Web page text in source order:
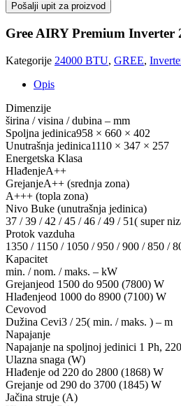
Premium
Inverter
24k
Pošalji upit za proizvod
Gree AIRY Premium Inverter
Kategorije 24000 BTU, GREE,
Opis
Dimenzije
širina / visina / dubina – mm
Spoljna jedinica958 × 660 × 402
Unutrašnja jedinica1110 × 347 × 257
Energetska Klasa
HlađenjeA++
GrejanjeA++ (srednja zona)
A+++ (topla zona)
Nivo Buke (unutrašnja jedinica)
37 / 39 / 42 / 45 / 46 / 49 / 51( super
Protok vazduha
1350 / 1150 / 1050 / 950 / 900 / 850 /
Kapacitet
min. / nom. / maks. – kW
Grejanjeod 1500 do 9500 (7800) W
Hlađenjeod 1000 do 8900 (7100) W
Cevovod
Dužina Cevi3 / 25( min. / maks. ) – m
Napajanje
Napajanje na spoljnoj jedinici 1 Ph,
Ulazna snaga (W)
Hlađenje od 220 do 2800 (1868) W
Grejanje od 290 do 3700 (1845) W
Jačina struje (A)